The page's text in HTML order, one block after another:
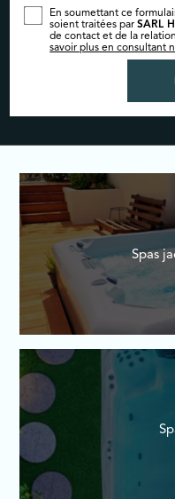
En soumettant ce
soient traitées parSARL
de contact et de la
savoir plus en consultant
Spas